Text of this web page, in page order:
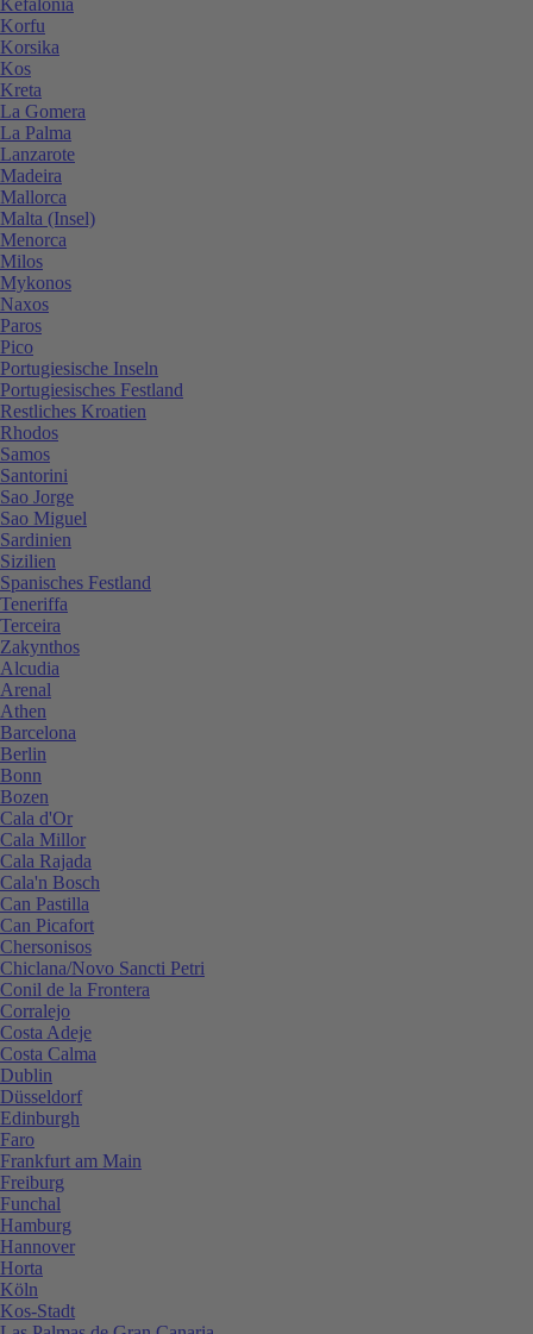
Korfu
Korsika
Kos
Kreta
La Gomera
La Palma
Lanzarote
Madeira
Mallorca
Malta (Insel)
Menorca
Milos
Mykonos
Naxos
Paros
Pico
Portugiesische Inseln
Portugiesisches Festland
Restliches Kroatien
Rhodos
Samos
Santorini
Sao Jorge
Sao Miguel
Sardinien
Sizilien
Spanisches Festland
Teneriffa
Terceira
Zakynthos
Alcudia
Arenal
Athen
Barcelona
Berlin
Bonn
Bozen
Cala d'Or
Cala Millor
Cala Rajada
Cala'n Bosch
Can Pastilla
Can Picafort
Chersonisos
Chiclana/Novo Sancti Petri
Conil de la Frontera
Corralejo
Costa Adeje
Costa Calma
Dublin
Düsseldorf
Edinburgh
Faro
Frankfurt am Main
Freiburg
Funchal
Hamburg
Hannover
Horta
Köln
Kos-Stadt